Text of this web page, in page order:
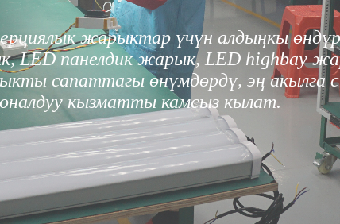
жарыктар үчүн алдыңкы
панелдик жарык, LED highbay
сапаттагы өнүмдөрдү, эң акылга
кызматты камсыз кылат.